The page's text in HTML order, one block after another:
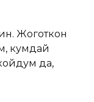
Жоготкон
кумдай
да,